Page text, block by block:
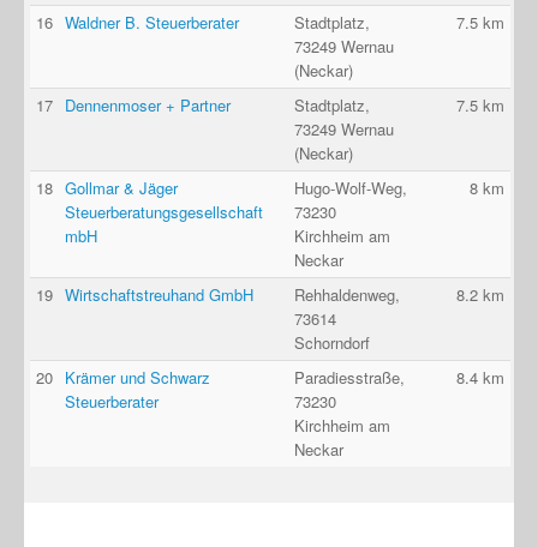
16 Waldner B. Steuerberater
Stadtplatz,
73249 Wernau
(Neckar)
7.5 km
17 Dennenmoser + Partner
Stadtplatz,
73249 Wernau
(Neckar)
7.5 km
18 Gollmar & Jäger
Steuerberatungsgesellschaft
mbH
Hugo-Wolf-Weg,
73230
Kirchheim am
Neckar
8 km
19 Wirtschaftstreuhand GmbH
Rehhaldenweg,
73614
Schorndorf
8.2 km
20 Krämer und Schwarz
Steuerberater
Paradiesstraße,
73230
Kirchheim am
Neckar
8.4 km